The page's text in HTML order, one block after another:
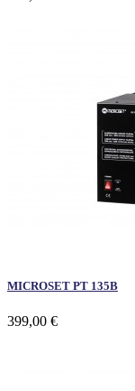
MICROSET PT 135B
399,00 €